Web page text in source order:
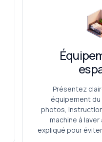
Présentez
équipement
photos,
machine à
expliqué pour